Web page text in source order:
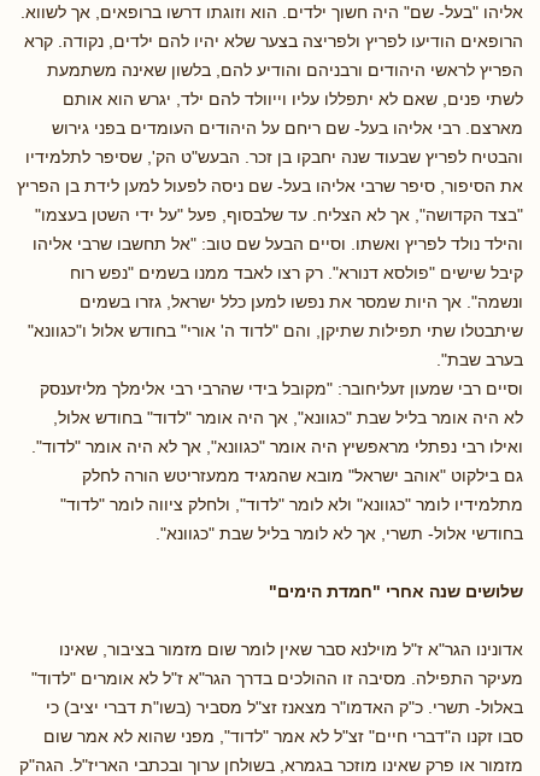
אליהו "בעל- שם" היה חשוך ילדים. הוא וזוגתו דרשו ברופאים, אך לשווא.
הרופאים הודיעו לפריץ ולפריצה בצער שלא יהיו להם ילדים, נקודה. קרא
הפריץ לראשי היהודים ורבניהם והודיע להם, בלשון שאינה משתמעת
לשתי פנים, שאם לא יתפללו עליו וייוולד להם ילד, יגרש הוא אותם
מארצם. רבי אליהו בעל- שם ריחם על היהודים העומדים בפני גירוש
והבטיח לפריץ שבעוד שנה יחבקו בן זכר. הבעש"ט הק', שסיפר לתלמידיו
את הסיפור, סיפר שרבי אליהו בעל- שם ניסה לפעול למען לידת בן הפריץ
"בצד הקדושה", אך לא הצליח. עד שלבסוף, פעל "על ידי השטן בעצמו"
והילד נולד לפריץ ואשתו. וסיים הבעל שם טוב: "אל תחשבו שרבי אליהו
קיבל שישים "פולסא דנורא". רק רצו לאבד ממנו בשמים "נפש רוח
ונשמה". אך היות שמסר את נפשו למען כלל ישראל, גזרו בשמים
שיתבטלו שתי תפילות שתיקן, והם "לדוד ה' אורי" בחודש אלול ו"כגוונא"
בערב שבת".
וסיים רבי שמעון זעליחובר: "מקובל בידי שהרבי רבי אלימלך מליזענסק
לא היה אומר בליל שבת "כגוונא", אך היה אומר "לדוד" בחודש אלול,
ואילו רבי נפתלי מראפשיץ היה אומר "כגוונא", אך לא היה אומר "לדוד".
גם בילקוט "אוהב ישראל" מובא שהמגיד ממעזריטש הורה לחלק
מתלמידיו לומר "כגוונא" ולא לומר "לדוד", ולחלק ציווה לומר "לדוד"
בחודשי אלול- תשרי, אך לא לומר בליל שבת "כגוונא".
שלושים שנה אחרי "חמדת הימים"
אדונינו הגר"א ז"ל מוילנא סבר שאין לומר שום מזמור בציבור, שאינו
מעיקר התפילה. מסיבה זו ההולכים בדרך הגר"א ז"ל לא אומרים "לדוד"
באלול- תשרי. כ"ק האדמו"ר מצאנז זצ"ל מסביר (בשו"ת דברי יציב) כי
סבו זקנו ה"דברי חיים" זצ"ל לא אמר "לדוד", מפני שהוא לא אמר שום
מזמור או פרק שאינו מוזכר בגמרא, בשולחן ערוך ובכתבי האריז"ל. הגה"ק